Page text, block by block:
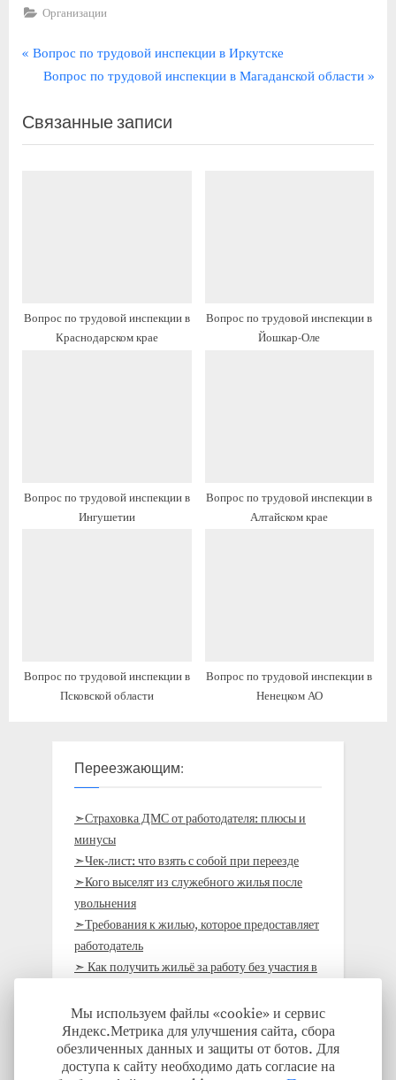
Организации
Навигация
записям
П
д
ы
Вопрос по трудовой инспекции в Иркутске
С
е
д
п
Вопрос по трудовой инспекции в Магаданской области
Связанные записи
Вопрос по трудовой инспекции в
Краснодарском крае
Вопрос по трудовой инспекции в
Йошкар-Оле
Вопрос по трудовой инспекции в
Ингушетии
Вопрос по трудовой инспекции в
Алтайском крае
Вопрос по трудовой инспекции в
Псковской области
Вопрос по трудовой инспекции в
Ненецком АО
Переезжающим:
➣Страховка ДМС от работодателя: плюсы и
минусы
➣Чек-лист: что взять с собой при переезде
➣Кого выселят из служебного жилья после
увольнения
➣Требования к жилью, которое предоставляет
работодатель
➣ Как получить жильё за работу без участия в
области
➣Кто должен оплачивать переезд на работу
➣Где и кем работать, чтобы получить жильё
Мы используем файлы «cookie» и сервис
Яндекс.Метрика для улучшения сайта, сбора
обезличенных данных и защиты от ботов. Для
доступа к сайту необходимо дать согласие на